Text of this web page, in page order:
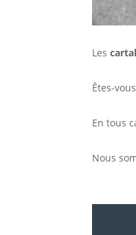
Les
Êtes-
En tous
Nous